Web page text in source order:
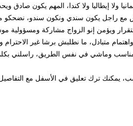
ولا إيطاليا ولا كندا، المهم يكون صادق
راجل يكون سندي ونكون سندو، نضحكو
ويؤمن إنو الزواج مشاركة ومسؤولية
متبادل، ما نطلبش برشا غير
وماشي في نفس الطريق، راسلني
يمكنك ترك تعليق في الأسفل مع التفاصيل